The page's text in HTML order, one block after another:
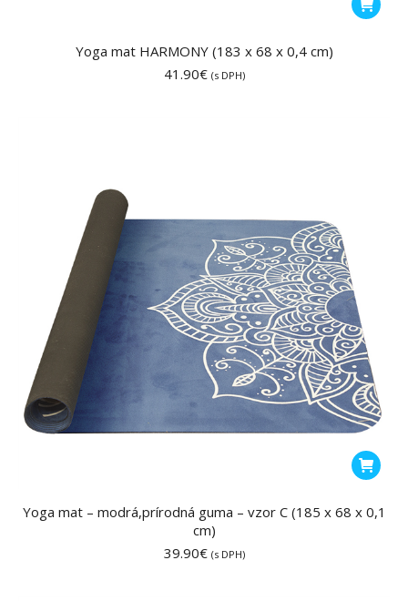
Yoga mat HARMONY (183 x 68 x 0,4 cm)
41.90€ (s DPH)
Yoga mat – modrá,prírodná guma – vzor C (185 x 68 x 0,1
cm)
39.90€ (s DPH)